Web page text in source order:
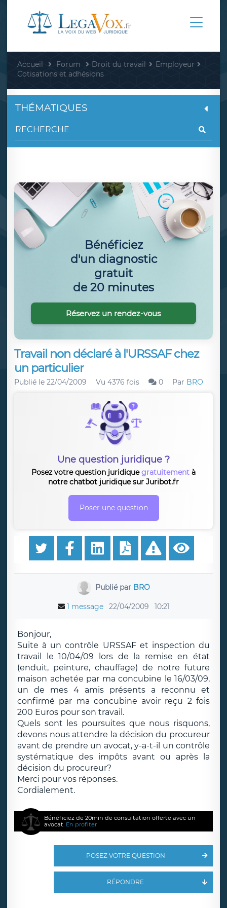
Accueil Forum Droit du travail
Employeur
Cotisations et adhésions
Travail non déclaré à l'URSSAF chez
un particulier
Publié le 22/04/2009 Vu 4376 fois 0 Par BRO
Une question juridique ?
Posez votre question juridiquegratuitement à
notre chatbot juridique sur Juribot.fr
Poser une question
Publié par BRO
1 message 22/04/2009 10:21
Bonjour,
Suite à un contrôle URSSAF et inspection du
travail le 10/04/09 lors de la remise en état
(enduit, peinture, chauffage) de notre future
maison achetée par ma concubine le 16/03/09,
un de mes 4 amis présents a reconnu et
confirmé par ma concubine avoir reçu 2 fois
200 Euros pour son travail.
Quels sont les poursuites que nous risquons,
devons nous attendre la décision du procureur
avant de prendre un avocat, y-a-t-il un contrôle
systématique des impôts avant ou après la
décision du procureur?
Merci pour vos réponses.
Cordialement.
Bénéficiez de 20min de consultation offerte avec un
avocat. En profiter
POSEZ VOTRE QUESTION
RÉPONDRE
THÉMATIQUES
Bénéficiez
d'un diagnostic
gratuit
de 20 minutes
Réservez un rendez-vous